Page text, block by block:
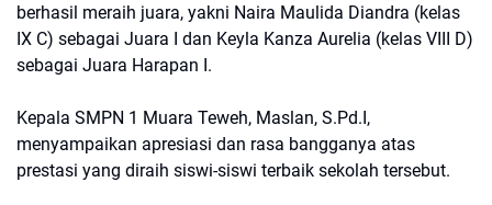
berhasil meraih juara, yakni Naira Maulida Diandra (kelas
IX C) sebagai Juara I dan Keyla Kanza Aurelia (kelas VIII D)
sebagai Juara Harapan I.
Kepala SMPN 1 Muara Teweh, Maslan, S.Pd.I,
menyampaikan apresiasi dan rasa bangganya atas
prestasi yang diraih siswi-siswi terbaik sekolah tersebut.